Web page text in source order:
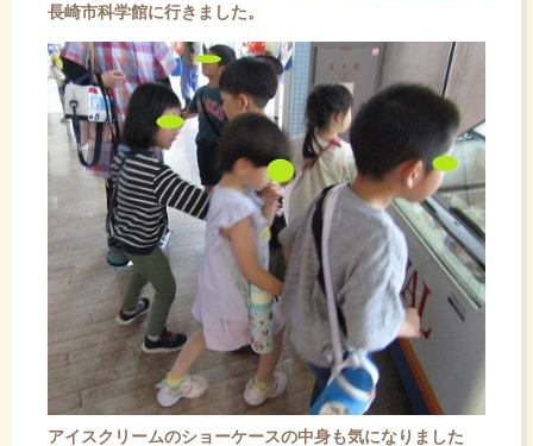
長崎市科学館に行きました。
アイスクリームのショーケースの中身も気になりました